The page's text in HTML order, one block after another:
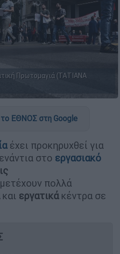
Πρωτομαγιά (ΤΑΤΙΑΝΑ
ΕΘΝΟΣ στη Google
έχει προκηρυχθεί για
στο εργασιακό
πολλά
και εργατικάκέντρα σε